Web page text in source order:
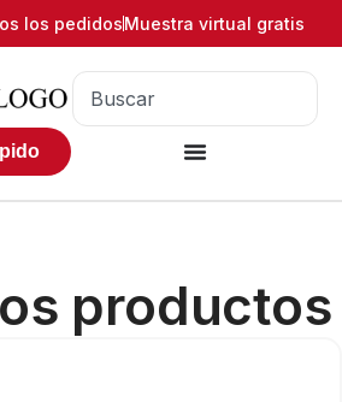
los pedidosMuestra virtual gratis
productos